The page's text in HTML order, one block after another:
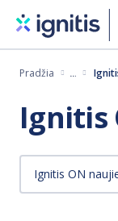
turinįPradžia
Ignitis
Ignitis ON